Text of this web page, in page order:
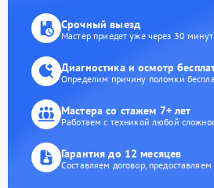
Срочный выезд
Мастер приедет уже через 30 минут
Диагностика и осмотр
Определим причину поломки
Мастера со стажем 7+ лет
Работаем с техникой любой
Гарантия до 12 месяцев
Составляем договор,